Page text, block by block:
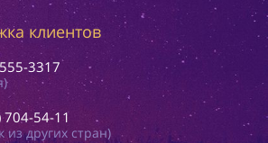
клиентов
3317
704-54-11
из других стран)